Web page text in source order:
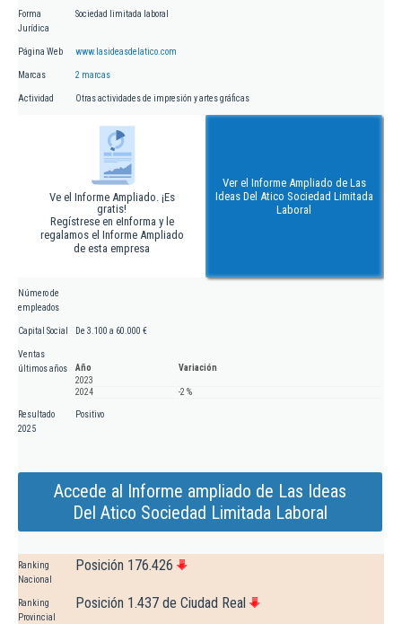
Forma
Jurídica
Sociedad limitada laboral
Página Web www.lasideasdelatico.com
Marcas 2 marcas
Actividad Otras actividades de impresión y artes gráficas
Ve el Informe Ampliado. ¡Es
gratis!
Regístrese en eInforma y le
regalamos el Informe Ampliado
de esta empresa
Ver el Informe Ampliado de Las
Ideas Del Atico Sociedad Limitada
Laboral
Número de
empleados
Capital Social De 3.100 a 60.000 €
Ventas
últimos años
Año
Variación
2023
2024
-2 %
Resultado
2025
Positivo
Accede al Informe ampliado de Las Ideas
Del Atico Sociedad Limitada Laboral
Ranking
Nacional
Posición 176.426
Ranking
Provincial
Posición 1.437 de Ciudad Real